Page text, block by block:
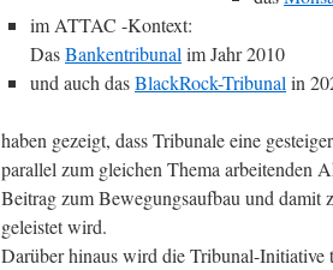
im ATTAC -Kontext:
DasBankentribunal im Jahr 2010
und auch dasBlackRock-Tribunal in
haben gezeigt, dass Tribunale eine
parallel zum gleichen Thema arbeitenden
Beitrag zum Bewegungsaufbau und
geleistet wird.
Darüber hinaus wird die Tribunal-Initiative